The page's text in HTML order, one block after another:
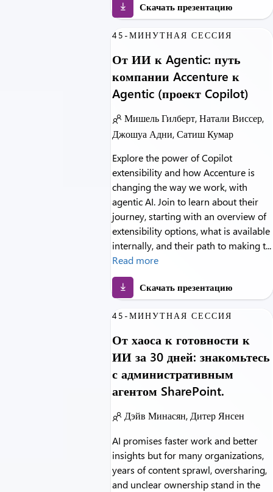
Скачать презентацию
45-МИНУТНАЯ СЕССИЯ
От ИИ к Agentic: путь
компании Accenture к
Agentic (проект Copilot)
Мишель Гилберт, Натали Виссер,
Джошуа Адни, Сатиш Кумар
Explore the power of Copilot
extensibility and how Accenture is
changing the way we work, with
agentic AI. Join to learn about their
journey, starting with an overview of
extensibility options, what is available
internally, and their path to making t...
Read more
Скачать презентацию
45-МИНУТНАЯ СЕССИЯ
От хаоса к готовности к
ИИ за 30 дней: знакомьтесь
с административным
агентом SharePoint.
Дэйв Минасян, Дитер Янсен
AI promises faster work and better
insights but for many organizations,
years of content sprawl, oversharing,
and unclear ownership stand in the